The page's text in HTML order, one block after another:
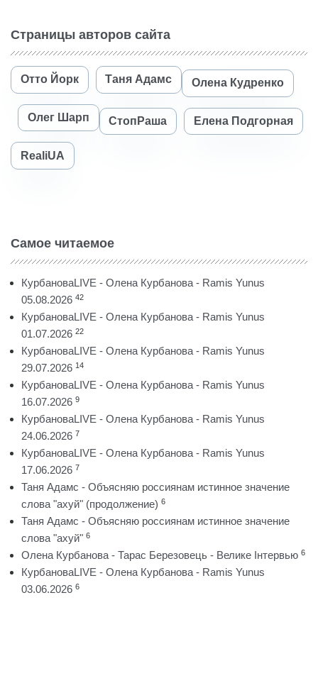
Страницы авторов сайта
Отто Йорк Таня Адамс Олена Кудренко
Олег Шарп СтопРаша Елена Подгорная
RealiUA
Самое читаемое
КурбановаLIVE - Олена Курбанова - Ramis Yunus
05.08.2026 42
КурбановаLIVE - Олена Курбанова - Ramis Yunus
01.07.2026 22
КурбановаLIVE - Олена Курбанова - Ramis Yunus
29.07.2026 14
КурбановаLIVE - Олена Курбанова - Ramis Yunus
16.07.2026 9
КурбановаLIVE - Олена Курбанова - Ramis Yunus
24.06.2026 7
КурбановаLIVE - Олена Курбанова - Ramis Yunus
17.06.2026 7
Таня Адамс - Объясняю россиянам истинное значение
слова "ахуй" (продолжение) 6
Таня Адамс - Объясняю россиянам истинное значение
слова "ахуй" 6
Олена Курбанова - Тарас Березовець - Велике Інтервью 6
КурбановаLIVE - Олена Курбанова - Ramis Yunus
03.06.2026 6